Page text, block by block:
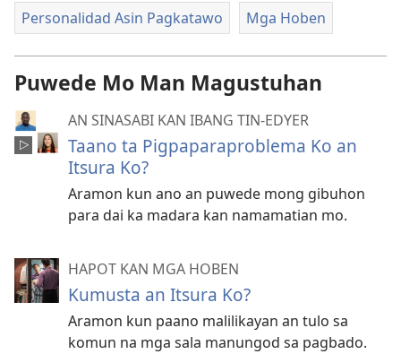
Personalidad Asin Pagkatawo Mga Hoben
Puwede Mo Man Magustuhan
AN SINASABI KAN IBANG TIN-EDYER
Taano ta Pigpaparaproblema Ko an
Itsura Ko?
Aramon kun ano an puwede mong gibuhon
para dai ka madara kan namamatian mo.
HAPOT KAN MGA HOBEN
Kumusta an Itsura Ko?
Aramon kun paano malilikayan an tulo sa
komun na mga sala manungod sa pagbado.